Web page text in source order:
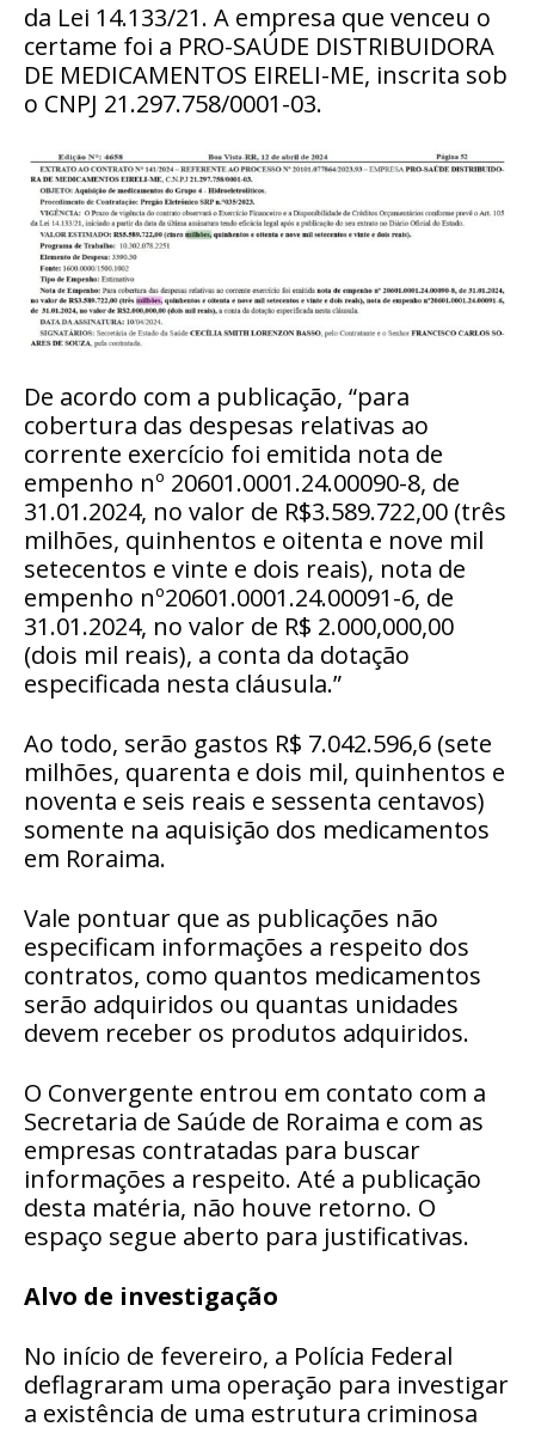
da Lei 14.133/21. A empresa que venceu o
certame foi a PRO-SAÚDE DISTRIBUIDORA
DE MEDICAMENTOS EIRELI-ME, inscrita sob
o CNPJ 21.297.758/0001-03.
De acordo com a publicação, “para
cobertura das despesas relativas ao
corrente exercício foi emitida nota de
empenho nº 20601.0001.24.00090-8, de
31.01.2024, no valor de R$3.589.722,00 (três
milhões, quinhentos e oitenta e nove mil
setecentos e vinte e dois reais), nota de
empenho nº20601.0001.24.00091-6, de
31.01.2024, no valor de R$ 2.000,000,00
(dois mil reais), a conta da dotação
especificada nesta cláusula.”
Ao todo, serão gastos R$ 7.042.596,6 (sete
milhões, quarenta e dois mil, quinhentos e
noventa e seis reais e sessenta centavos)
somente na aquisição dos medicamentos
em Roraima.
Vale pontuar que as publicações não
especificam informações a respeito dos
contratos, como quantos medicamentos
serão adquiridos ou quantas unidades
devem receber os produtos adquiridos.
O Convergente entrou em contato com a
Secretaria de Saúde de Roraima e com as
empresas contratadas para buscar
informações a respeito. Até a publicação
desta matéria, não houve retorno. O
espaço segue aberto para justificativas.
Alvo de investigação
No início de fevereiro, a Polícia Federal
deflagraram uma operação para investigar
a existência de uma estrutura criminosa